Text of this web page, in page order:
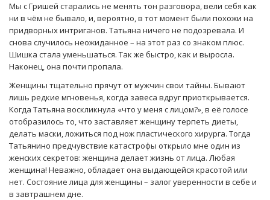
Мы с Гришей старались не менять тон разговора, вели себя как
ни в чём не бывало, и, вероятно, в тот момент были похожи на
придворных интриганов. Татьяна ничего не подозревала. И
снова случилось неожиданное – на этот раз со знаком плюс.
Шишка стала уменьшаться. Так же быстро, как и выросла.
Наконец, она почти пропала.
Женщины тщательно прячут от мужчин свои тайны. Бывают
лишь редкие мгновенья, когда завеса вдруг приоткрывается.
Когда Татьяна воскликнула «что у меня с лицом?», в её голосе
отобразилось то, что заставляет женщину терпеть диеты,
делать маски, ложиться под нож пластического хирурга. Тогда
Татьянино предчувствие катастрофы открыло мне один из
женских секретов: женщина делает жизнь от лица. Любая
женщина! Неважно, обладает она выдающейся красотой или
нет. Состояние лица для женщины – залог уверенности в себе и
в завтрашнем дне.